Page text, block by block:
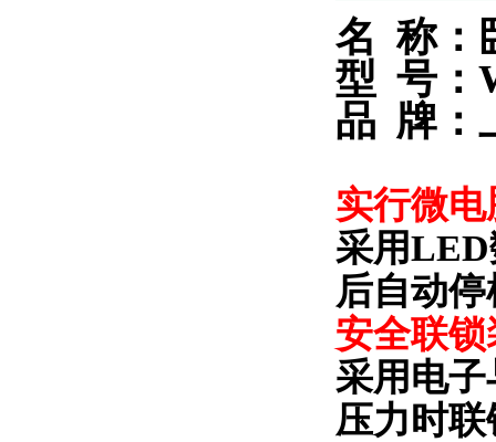
名 称：
型 号：
品 牌：
实行微
采用LED
后自动
安全联锁
采用电
压力时